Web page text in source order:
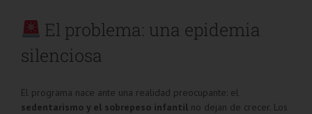
El problema: una epidemia
silenciosa
El programa nace ante una realidad preocupante: el
sedentarismo y el sobrepeso infantil no dejan de crecer. Los